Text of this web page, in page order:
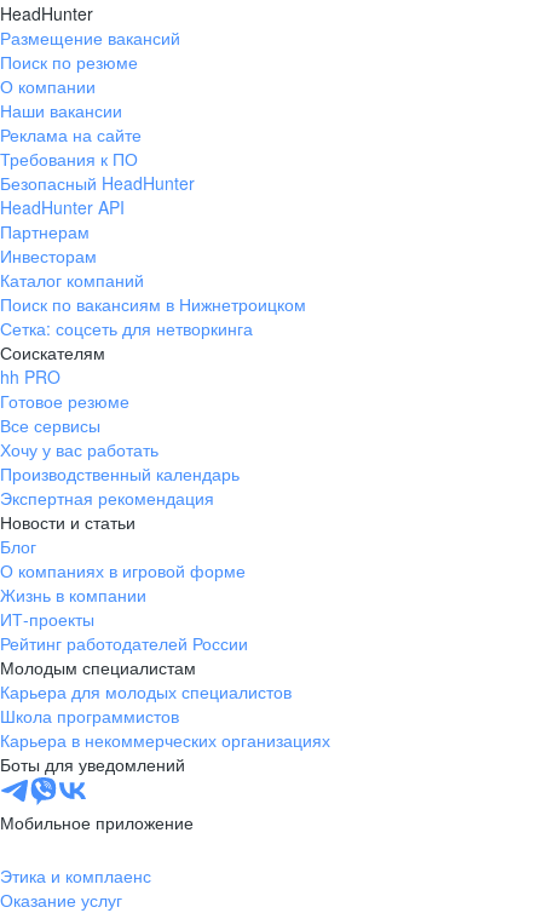
HeadHunter
Размещение вакансий
Поиск по резюме
О компании
Наши вакансии
Реклама на сайте
Требования к ПО
Безопасный HeadHunter
HeadHunter API
Партнерам
Инвесторам
Каталог компаний
Поиск по вакансиям в Нижнетроицком
Сетка: соцсеть для нетворкинга
Соискателям
hh PRO
Готовое резюме
Все сервисы
Хочу у вас работать
Производственный календарь
Экспертная рекомендация
Новости и статьи
Блог
О компаниях в игровой форме
Жизнь в компании
ИТ-проекты
Рейтинг работодателей России
Молодым специалистам
Карьера для молодых специалистов
Школа программистов
Карьера в некоммерческих организациях
Боты для уведомлений
Мобильное приложение
Этика и комплаенс
Оказание услуг